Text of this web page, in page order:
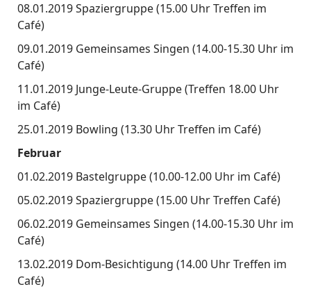
08.01.2019 Spaziergruppe (15.00 Uhr Treffen im
Café)
09.01.2019 Gemeinsames Singen (14.00-15.30 Uhr im
Café)
11.01.2019 Junge-Leute-Gruppe (Treffen 18.00 Uhr
im Café)
25.01.2019 Bowling (13.30 Uhr Treffen im Café)
Februar
01.02.2019 Bastelgruppe (10.00-12.00 Uhr im Café)
05.02.2019 Spaziergruppe (15.00 Uhr Treffen Café)
06.02.2019 Gemeinsames Singen (14.00-15.30 Uhr im
Café)
13.02.2019 Dom-Besichtigung (14.00 Uhr Treffen im
Café)